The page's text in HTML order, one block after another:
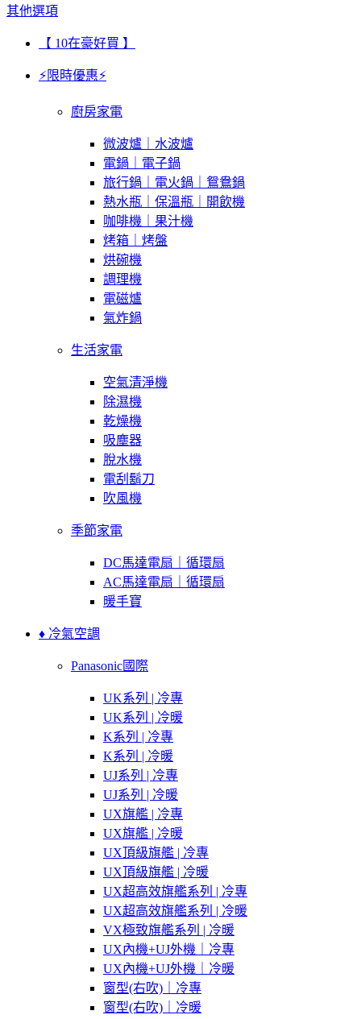
其他選項
【 10在豪好買 】
⚡限時優惠⚡
廚房家電
微波爐｜水波爐
電鍋｜電子鍋
旅行鍋｜電火鍋｜鴛鴦鍋
熱水瓶｜保溫瓶｜開飲機
咖啡機｜果汁機
烤箱｜烤盤
烘碗機
調理機
電磁爐
氣炸鍋
生活家電
空氣清淨機
除濕機
乾燥機
吸塵器
脫水機
電刮鬍刀
吹風機
季節家電
DC馬達電扇｜循環扇
AC馬達電扇｜循環扇
暖手寶
♦ 冷氣空調
Panasonic國際
UK系列 | 冷專
UK系列 | 冷暖
K系列 | 冷專
K系列 | 冷暖
UJ系列 | 冷專
UJ系列 | 冷暖
UX旗艦 | 冷專
UX旗艦 | 冷暖
UX頂級旗艦 | 冷專
UX頂級旗艦 | 冷暖
UX超高效旗艦系列 | 冷專
UX超高效旗艦系列 | 冷暖
VX極致旗艦系列 | 冷暖
UX內機+UJ外機｜冷專
UX內機+UJ外機｜冷暖
窗型(右吹)｜冷專
窗型(右吹)｜冷暖